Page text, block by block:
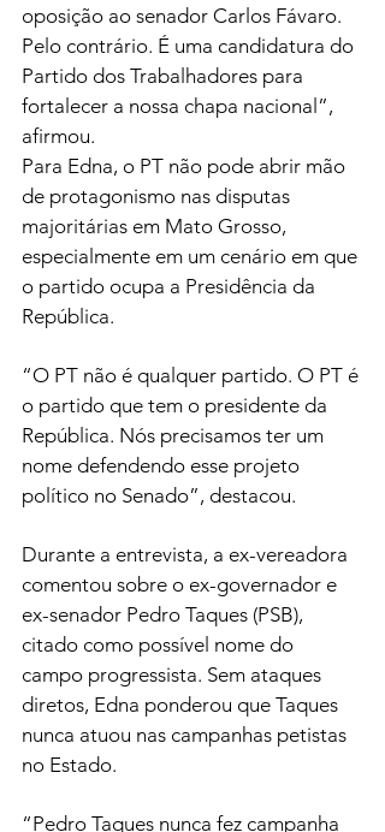
oposição ao senador Carlos Fávaro.
Pelo contrário. É uma candidatura do
Partido dos Trabalhadores para
fortalecer a nossa chapa nacional”,
afirmou.
Para Edna, o PT não pode abrir mão
de protagonismo nas disputas
majoritárias em Mato Grosso,
especialmente em um cenário em que
o partido ocupa a Presidência da
República.
“O PT não é qualquer partido. O PT é
o partido que tem o presidente da
República. Nós precisamos ter um
nome defendendo esse projeto
político no Senado”, destacou.
Durante a entrevista, a ex-vereadora
comentou sobre o ex-governador e
ex-senador Pedro Taques (PSB),
citado como possível nome do
campo progressista. Sem ataques
diretos, Edna ponderou que Taques
nunca atuou nas campanhas petistas
no Estado.
“Pedro Taques nunca fez campanha